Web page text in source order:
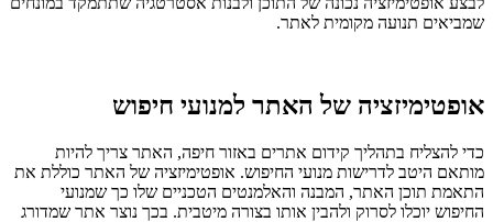
שמביאים תנועה מקומית לאתר.
אופטימיזציה של האתר למנועי חיפוש
כדי להצליח בתהליך קידום אתרים באזור חיפה, האתר צריך להיות
מותאם היטב לדרישות מנועי החיפוש. אופטימיזציה של האתר כוללת את
התאמת תוכן האתר, המבנה והאלמנטים הטכניים שלו כך שמנועי
החיפוש יוכלו לסרוק ולהבין אותו בצורה מיטבית. בכך נוצר אתר שמדורג